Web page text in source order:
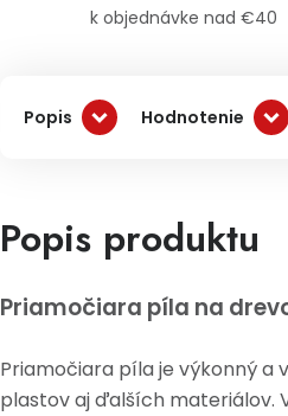
k objednávke nad €40
Popis Hodnotenie
Popis produktu
Priamočiara píla na drevo
Priamočiara píla je výkonný a
plastov aj ďalších materiálov.